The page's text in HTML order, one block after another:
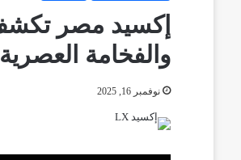
والفخامة العصرية
نوفمبر 16, 2025